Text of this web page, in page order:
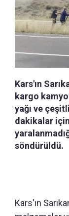
Kars'ın
kargo
yağı ve
dakikalar
söndürüldü.
Kars'ın